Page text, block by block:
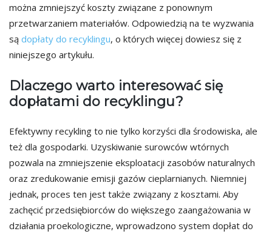
można zmniejszyć koszty związane z ponownym
przetwarzaniem materiałów. Odpowiedzią na te wyzwania
są dopłaty do recyklingu, o których więcej dowiesz się z
niniejszego artykułu.
Dlaczego warto interesować się
dopłatami do recyklingu?
Efektywny recykling to nie tylko korzyści dla środowiska, ale
też dla gospodarki. Uzyskiwanie surowców wtórnych
pozwala na zmniejszenie eksploatacji zasobów naturalnych
oraz zredukowanie emisji gazów cieplarnianych. Niemniej
jednak, proces ten jest także związany z kosztami. Aby
zachęcić przedsiębiorców do większego zaangażowania w
działania proekologiczne, wprowadzono system dopłat do